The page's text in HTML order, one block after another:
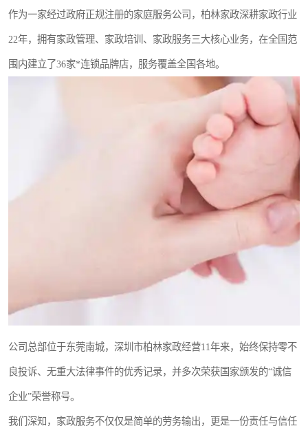
作为一家经过政府正规注册的家庭服务公司，柏林家政深耕家政行业
22年，拥有家政管理、家政培训、家政服务三大核心业务，在全国范
围内建立了36家*连锁品牌店，服务覆盖全国各地。
公司总部位于东莞南城，深圳市柏林家政经营11年来，始终保持零不
良投诉、无重大法律事件的优秀记录，并多次荣获国家颁发的“诚信
企业”荣誉称号。
我们深知，家政服务不仅仅是简单的劳务输出，更是一份责任与信任